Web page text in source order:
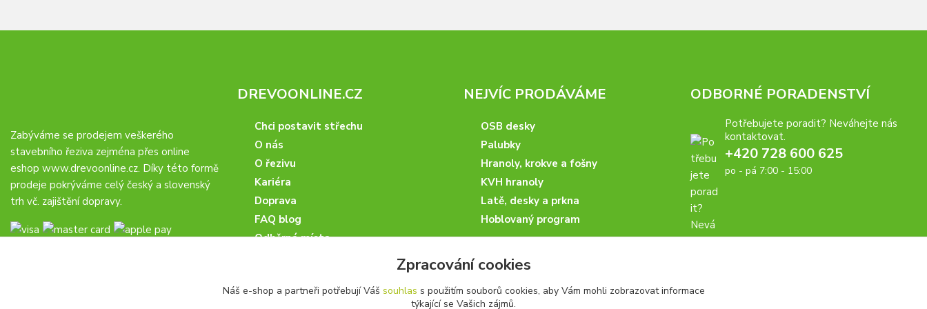
Zabýváme se prodejem veškerého
stavebního řeziva zejména přes online
eshop www.drevoonline.cz. Díky této formě
prodeje pokrýváme celý český a slovenský
trh vč. zajištění dopravy.
DREVOONLINE.CZ
Chci postavit střechu
O nás
O řezivu
Kariéra
Doprava
FAQ blog
Odběrná místa
Obchodní partneři
NEJVÍC PRODÁVÁME
OSB desky
Palubky
Hranoly, krokve a fošny
KVH hranoly
Latě, desky a prkna
Hoblovaný program
ODBORNÉ PORADENSTVÍ
Potřebujete poradit? Neváhejte nás
kontaktovat.
+420 728 600 625
po - pá 7:00 - 15:00
Zpracování cookies
Náš e-shop a partneři potřebují Váš souhlas s použitím souborů cookies, aby Vám mohli zobrazovat informace
týkající se Vašich zájmů.